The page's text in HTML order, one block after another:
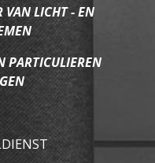
VAN LICHT - EN
PARTICULIEREN